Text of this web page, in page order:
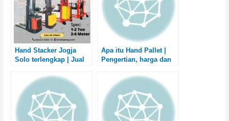
Hand Stacker Jogja
Solo terlengkap | Jual
Apa itu Hand Pallet |
Pengertian, harga dan
lengkap